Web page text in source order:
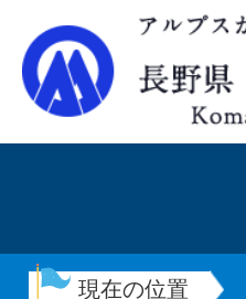
現在の位置